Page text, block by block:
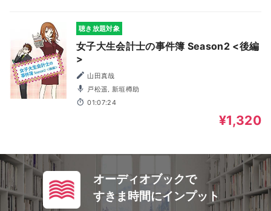
聴き放題対象
女子大生会計士の事件簿 Season2 <後編
>
山田真哉
戸松遥, 新垣樽助
01:07:24
¥1,320
オーディオブックで
すきま時間にインプット